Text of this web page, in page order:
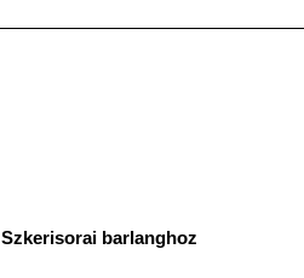
barlanghoz